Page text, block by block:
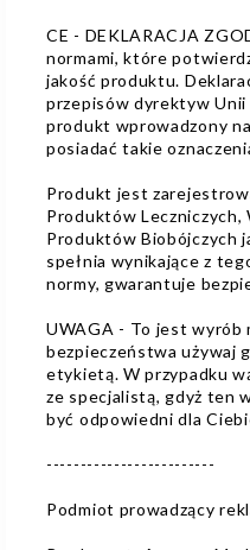
CE - DEKLARACJA
normami, które
jakość produktu.
przepisów dyrektyw Unii
produkt wprowadzony
posiadać takie
Produkt jest
Produktów Leczniczych,
Produktów Biobójczych
spełnia wynikające z
normy, gwarantuje
UWAGA - To jest wyrób
bezpieczeństwa używaj
etykietą. W przypadku
ze specjalistą, gdyż ten
być odpowiedni dla
-------------------------
Podmiot prowadzący